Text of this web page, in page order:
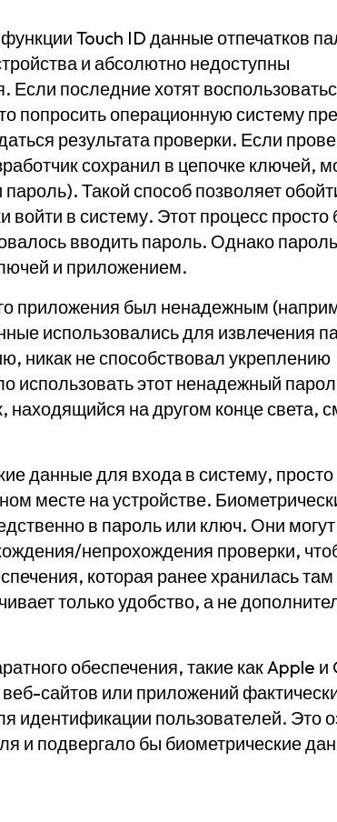
Touch ID данные отпечатков
и абсолютно недоступны
Если последние хотят
попросить операционную систему
результата проверки. Если
сохранил в цепочке ключей,
Такой способ позволяет
в систему. Этот процесс просто
вводить пароль. Однако
и приложением.
приложения был ненадежным
использовались для извлечения
никак не способствовал укреплению
использовать этот ненадежный
на другом конце света,
данные для входа в систему, просто
месте на устройстве.
в пароль или ключ. Они могут
непрохождения проверки,
которая ранее хранилась там
только удобство, а не
обеспечения, такие как Apple
сайтов или приложений
идентификации пользователей. Это
и подвергало бы биометрические